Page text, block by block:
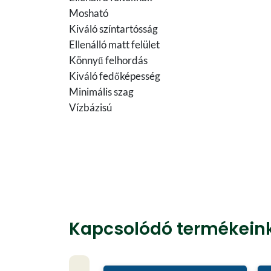
Mosható
Kiváló színtartósság
Ellenálló matt felület
Könnyű felhordás
Kiváló fedőképesség
Minimális szag
Vízbázisú
Kapcsolódó